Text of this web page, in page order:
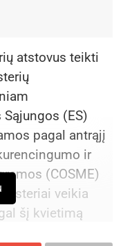
atstovus teikti
(ES)
pagal antrąjį
ir
(COSME)
veikia
šį kvietimą